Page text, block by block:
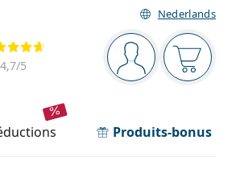
Nederlands
Barre de navigation
Vous êtesVotre
4,7/5
Produits-bonus